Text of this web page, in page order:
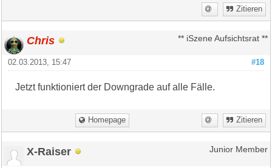
Zitieren
Chris ** iSzene Aufsichtsrat **
#18
02.03.2013, 15:47
Jetzt funktioniert der Downgrade auf alle Fälle.
Homepage Zitieren
X-Raiser Junior Member